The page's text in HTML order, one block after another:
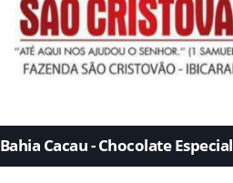
Bahia Cacau - Chocolate Especial